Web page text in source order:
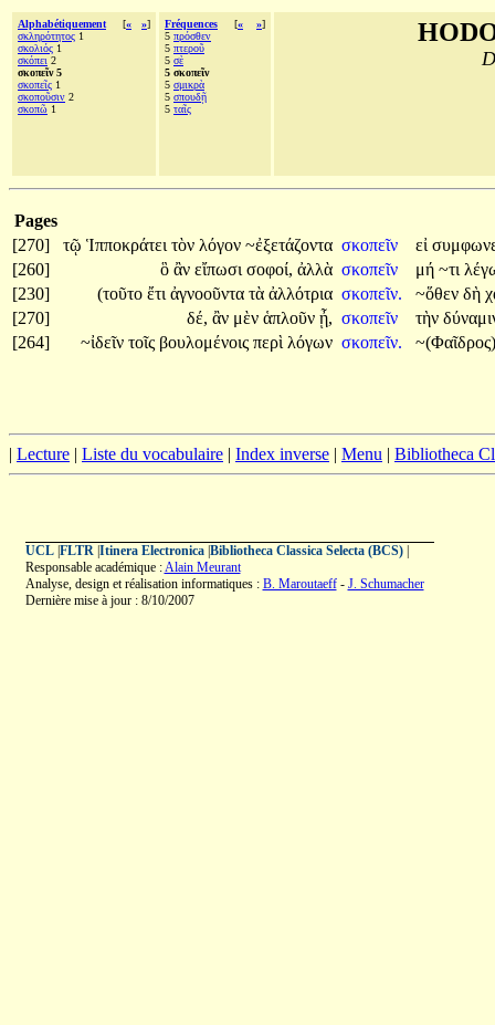
Alphabétiquement [« »]
σκληρότητος 1
σκολιός 1
σκόπει 2
σκοπεῖν 5
σκοπεῖς 1
σκοποῦσιν 2
σκοπῶ 1
Fréquences [« »]
5 πρόσθεν
5 πτεροῦ
5 σὲ
5 σκοπεῖν
5 σμικρὰ
5 σπουδῇ
5 ταῖς
Pages
[270]
τῷ Ἱπποκράτει τὸν λόγον ~ἐξετάζοντα σκοπεῖν εἰ
[260]
ὃ ἂν εἴπωσι σοφοί, ἀλλὰ σκοπεῖν μή ~τι
[230]
(τοῦτο ἔτι ἀγνοοῦντα τὰ ἀλλότρια σκοπεῖν. ~ὅθεν δὴ
[270]
δέ, ἂν μὲν ἁπλοῦν ᾖ, σκοπεῖν τὴν
[264]
~ἰδεῖν τοῖς βουλομένοις περὶ λόγων σκοπεῖν. ~(Φαῖδρος)
| Lecture | Liste du vocabulaire | Index inverse | Menu | Bibliotheca
UCL| FLTR| Itinera Electronica| Bibliotheca Classica Selecta (BCS)|
Responsable académique :Alain Meurant
Analyse, design et réalisation informatiques : B. Maroutaeff- J. Schumacher
Dernière mise à jour : 8/10/2007